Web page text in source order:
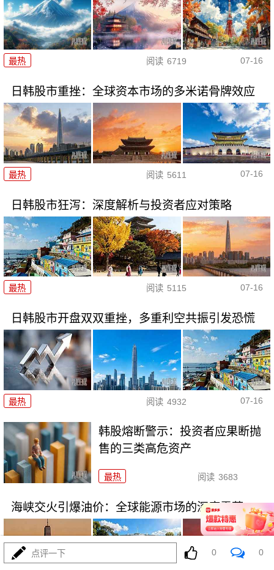
最热 阅读 6719 07-16
日韩股市重挫：全球资本市场的多米诺骨牌效应
最热 阅读 5611 07-16
日韩股市狂泻：深度解析与投资者应对策略
最热 阅读 5115 07-16
日韩股市开盘双双重挫，多重利空共振引发恐慌
最热 阅读 4932 07-16
韩股熔断警示：投资者应果断抛
售的三类高危资产
最热 阅读 3683
海峡交火引爆油价：全球能源市场的深度震荡
点评一下 0 0